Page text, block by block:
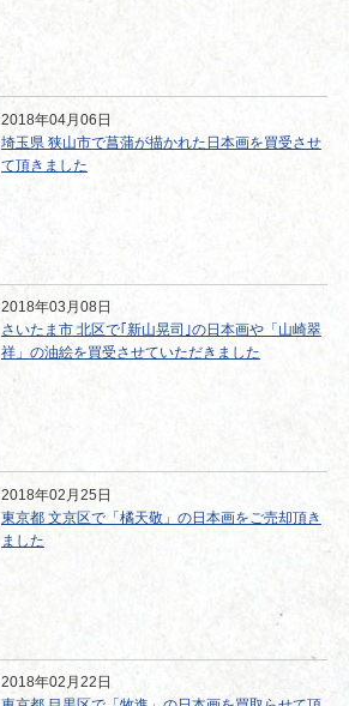
2018年04月06日
埼玉県 狭山市で菖蒲が描かれた日本画を買受させ
て頂きました
2018年03月08日
さいたま市 北区で｢新山晃司｣の日本画や「山崎翠
祥」の油絵を買受させていただきました
2018年02月25日
東京都 文京区で「橘天敬」の日本画をご売却頂き
ました
2018年02月22日